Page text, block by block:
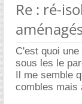
Re : ré-
C'est quoi
sous les le
Il me semble
combles mais